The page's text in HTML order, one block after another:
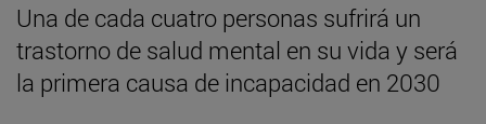
Una de cada cuatro personas sufrirá un
trastorno de salud mental en su vida y será
la primera causa de incapacidad en 2030